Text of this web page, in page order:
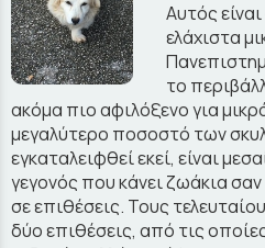
Αυτός
ελάχιστα
το
ακόμα πιο αφιλόξενο για
μεγαλύτερο ποσοστό των
εγκαταλειφθεί εκεί, είναι
γεγονός που κάνει ζωάκια
σε επιθέσεις. Τους
δύο επιθέσεις, από τις